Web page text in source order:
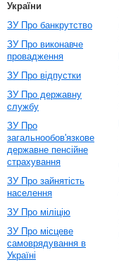
України
ЗУ Про банкрутство
ЗУ Про виконавче
провадження
ЗУ Про відпустки
ЗУ Про державну
службу
ЗУ Про
загальнообов'язкове
державне пенсійне
страхування
ЗУ Про зайнятість
населення
ЗУ Про міліцію
ЗУ Про місцеве
самоврядування в
Україні